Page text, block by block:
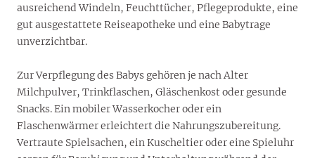
ausreichend Windeln, Feuchttücher, Pflegeprodukte, eine
gut ausgestattete Reiseapotheke und eine Babytrage
unverzichtbar.
Zur Verpflegung des Babys gehören je nach Alter
Milchpulver, Trinkflaschen, Gläschenkost oder gesunde
Snacks. Ein mobiler Wasserkocher oder ein
Flaschenwärmer erleichtert die Nahrungszubereitung.
Vertraute Spielsachen, ein Kuscheltier oder eine Spieluhr